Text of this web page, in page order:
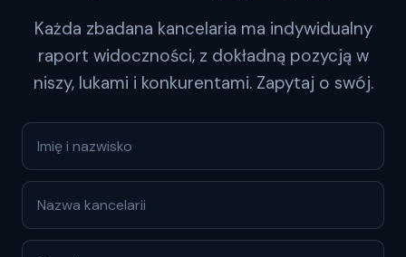
Każda zbadana kancelaria ma indywidualny
raport widoczności, z dokładną pozycją w
niszy, lukami i konkurentami. Zapytaj o swój.